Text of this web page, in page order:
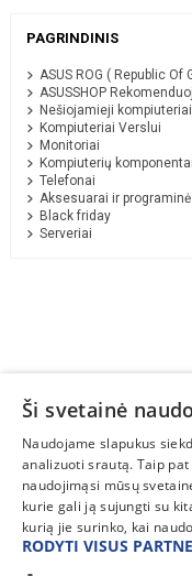
PAGRINDINIS
ASUS ROG ( Republic Of
ASUSSHOP
Nešiojamieji kompiuteriai
Kompiuteriai Verslui
Monitoriai
Kompiuterių komponentai
Telefonai
Aksesuarai ir
Black friday
Serveriai
INFORMACIJA
PAGALBA
Ši svetainė
Naudojame slapukus
analizuoti srautą. Taip
naudojimąsi mūsų
kurie gali ją sujungti su
kurią jie surinko, kai
RODYTI VISUS